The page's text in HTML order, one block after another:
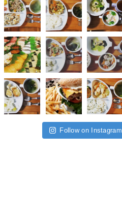
Follow on Instagram